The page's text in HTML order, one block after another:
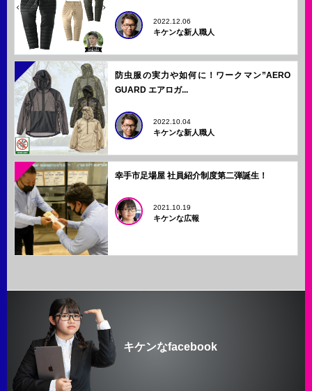
2022.12.06
キケンな新人職人
防虫服の実力や如何に！ワークマン”AERO
GUARD エアロガ...
2022.10.04
キケンな新人職人
幸手市足場屋 社員紹介制度第二弾誕生！
2021.10.19
キケンな広報
キケンなfacebook